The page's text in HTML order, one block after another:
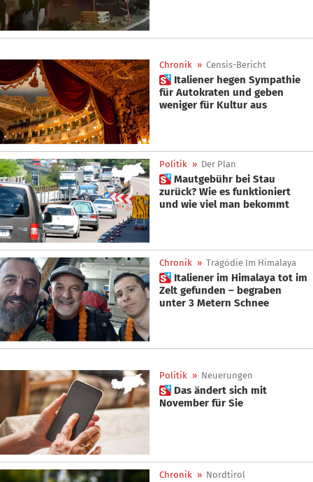
Chronik » Censis-Bericht
 Italiener hegen Sympathie
für Autokraten und geben
weniger für Kultur aus
Politik » Der Plan
 Mautgebühr bei Stau
zurück? Wie es funktioniert
und wie viel man bekommt
Chronik » Tragödie Im Himalaya
 Italiener im Himalaya tot im
Zelt gefunden – begraben
unter 3 Metern Schnee
Politik » Neuerungen
 Das ändert sich mit
November für Sie
Chronik » Nordtirol